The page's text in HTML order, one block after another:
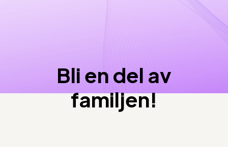
Bli en del av
familjen!